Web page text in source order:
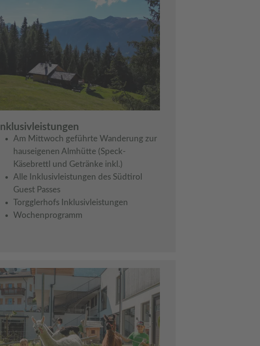
Inklusivleistungen
Am Mittwoch geführte Wanderung zur
hauseigenen Almhütte (Speck-
Käsebrettl und Getränke inkl.)
Alle Inklusivleistungen des Südtirol
Guest Passes
Torgglerhofs Inklusivleistungen
Wochenprogramm